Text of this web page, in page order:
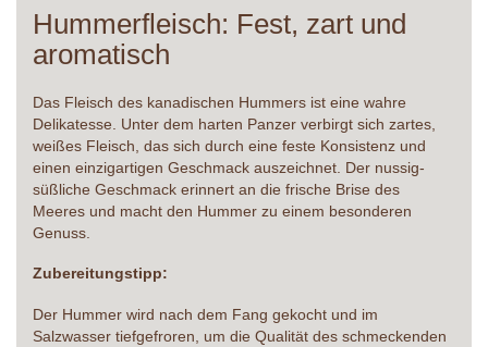
Hummerfleisch: Fest, zart und
aromatisch
Das Fleisch des kanadischen Hummers ist eine wahre
Delikatesse. Unter dem harten Panzer verbirgt sich zartes,
weißes Fleisch, das sich durch eine feste Konsistenz und
einen einzigartigen Geschmack auszeichnet. Der nussig-
süßliche Geschmack erinnert an die frische Brise des
Meeres und macht den Hummer zu einem besonderen
Genuss.
Zubereitungstipp:
Der Hummer wird nach dem Fang gekocht und im
Salzwasser tiefgefroren, um die Qualität des schmeckenden